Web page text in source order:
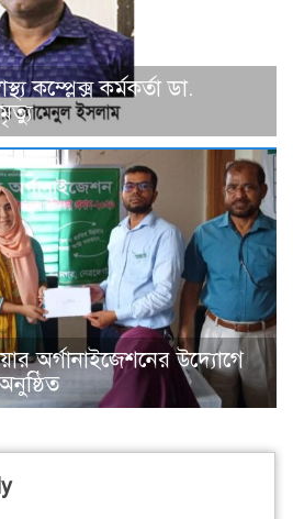
কম্প্লেক্স কর্মকর্তা ডা.
অর্গানাইজেশনের উদ্যোগে